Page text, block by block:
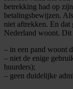
betrekking had op
betalingsbewijzen.
niet aftrekken. En
Nederland woont. Dit
– in een pand woont
– niet de enige
huurders);
– geen duidelijke